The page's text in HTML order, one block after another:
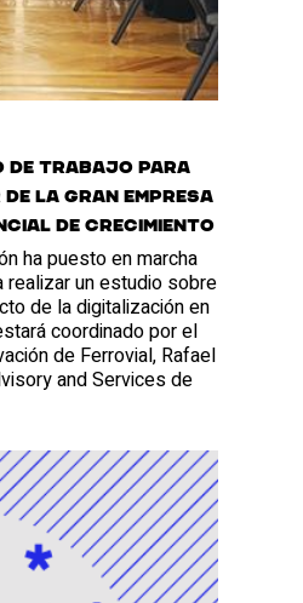
de trabajo para
la gran empresa
de crecimiento
ha puesto en marcha
realizar un estudio sobre
de la digitalización en
coordinado por el
de Ferrovial, Rafael
and Services de